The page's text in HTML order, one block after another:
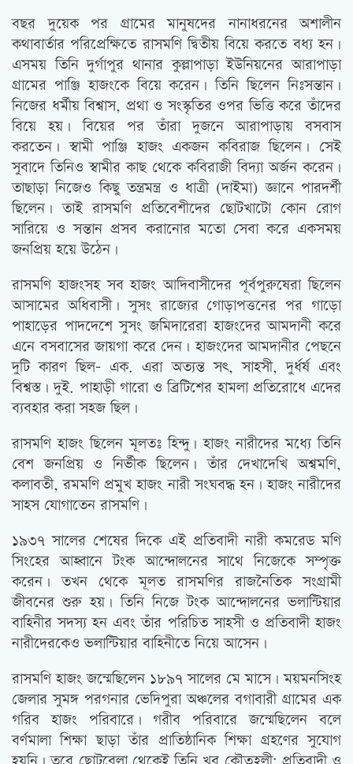
বছর দুয়েক পর গ্রামের মানুষদের নানাধরনের অশালীন
কথাবার্তার পরিপ্রেক্ষিতে রাসমণি দ্বিতীয় বিয়ে করতে বধ্য হন।
এসময় তিনি দুর্গাপুর থানার কুল্লাপাড়া ইউনিয়নের আরাপাড়া
গ্রামের পাঞ্জি হাজংকে বিয়ে করেন। তিনি ছিলেন নিঃসন্তান।
নিজের ধর্মীয় বিশ্বাস, প্রথা ও সংস্কৃতির ওপর ভিত্তি করে তাঁদের
বিয়ে হয়। বিয়ের পর তাঁরা দুজনে আরাপাড়ায় বসবাস
করতেন। স্বামী পাঞ্জি হাজং একজন কবিরাজ ছিলেন। সেই
সুবাদে তিনিও স্বামীর কাছ থেকে কবিরাজী বিদ্যা অর্জন করেন।
তাছাড়া নিজেও কিছু তন্ত্রমন্ত্র ও ধাত্রী (দাইমা) জ্ঞানে পারদর্শী
ছিলেন। তাই রাসমণি প্রতিবেশীদের ছোটখাটো কোন রোগ
সারিয়ে ও সন্তান প্রসব করানোর মতো সেবা করে একসময়
জনপ্রিয় হয়ে উঠেন।
রাসমণি হাজংসহ সব হাজং আদিবাসীদের পূর্বপুরুষেরা ছিলেন
আসামের অধিবাসী। সুসং রাজ্যের গোড়াপত্তনের পর গাড়ো
পাহাড়ের পাদদেশে সুসং জমিদারেরা হাজংদের আমদানী করে
এনে বসবাসের জায়গা করে দেন। হাজংদের আমদানীর পেছনে
দুটি কারণ ছিল- এক. এরা অত্যন্ত সৎ, সাহসী, দুর্ধর্ষ এবং
বিশ্বস্ত। দুই. পাহাড়ী গারো ও ব্রিটিশের হামলা প্রতিরোধে এদের
ব্যবহার করা সহজ ছিল।
রাসমণি হাজং ছিলেন মূলতঃ হিন্দু। হাজং নারীদের মধ্যে তিনি
বেশ জনপ্রিয় ও নির্ভীক ছিলেন। তাঁর দেখাদেখি অশ্বমণি,
কলাবতী, রমমণি প্রমুখ হাজং নারী সংঘবদ্ধ হন। হাজং নারীদের
সাহস যোগাতেন রাসমণি।
১৯৩৭ সালের শেষের দিকে এই প্রতিবাদী নারী কমরেড মণি
সিংহের আহ্বানে টংক আন্দোলনের সাথে নিজেকে সম্পৃক্ত
করেন। তখন থেকে মূলত রাসমণির রাজনৈতিক সংগ্রামী
জীবনের শুরু হয়। তিনি নিজে টংক আন্দোলনের ভলান্টিয়ার
বাহিনীর সদস্য হন এবং তাঁর পরিচিত সাহসী ও প্রতিবাদী হাজং
নারীদেরকেও ভলান্টিয়ার বাহিনীতে নিয়ে আসেন।
রাসমণি হাজং জন্মেছিলেন ১৮৯৭ সালের মে মাসে। ময়মনসিংহ
জেলার সুমঙ্গ পরগনার ভেদিপুরা অঞ্চলের বগাবারী গ্রামের এক
গরিব হাজং পরিবারে। গরীব পরিবারে জন্মেছিলেন বলে
বর্ণমালা শিক্ষা ছাড়া তাঁর প্রাতিষ্ঠানিক শিক্ষা গ্রহণের সুযোগ